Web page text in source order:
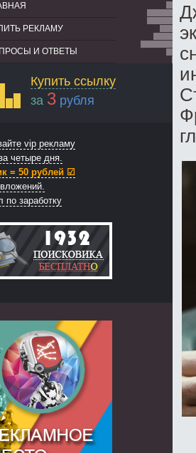
РЕКЛАМУ
И ОТВЕТЫ
Купить ссылку
за 3 рубля
vip рекламу
четыре дня.
= 50 рублей ☑
по заработку